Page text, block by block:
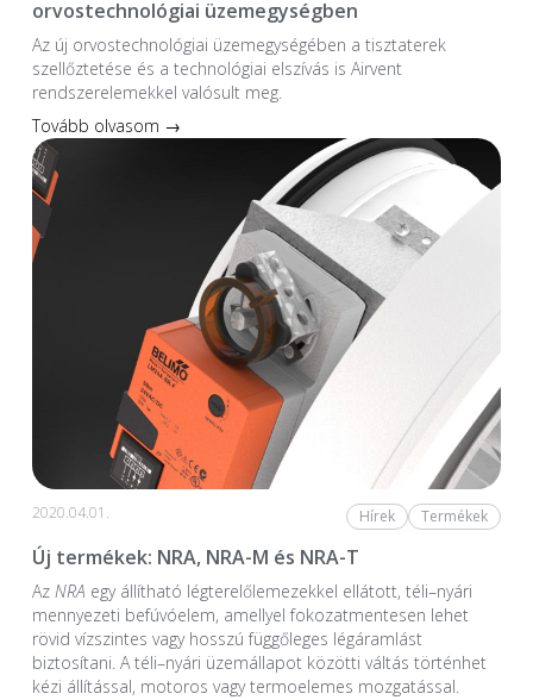
orvostechnológiai üzemegységben
Az új orvostechnológiai üzem­egységében a tiszta­terek
szellőztetése és a technológiai elszívás is Airvent
rendszerelemekkel valósult meg.
Tovább olvasom →
2020.04.01. Hírek Termékek
Új termékek: NRA, NRA-M és NRA-T
Az NRA egy állítható légterelőlemezekkel ellátott, téli–nyári
mennyezeti befúvóelem, amellyel fokozatmentesen lehet
rövid vízszintes vagy hosszú függőleges légáramlást
biztosítani. A téli–nyári üzemállapot közötti váltás történhet
kézi állítással, motoros vagy termoelemes mozgatással.